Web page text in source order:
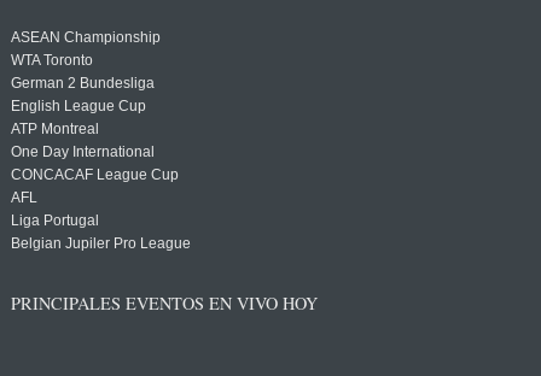
ASEAN Championship
WTA Toronto
German 2 Bundesliga
English League Cup
ATP Montreal
One Day International
CONCACAF League Cup
AFL
Liga Portugal
Belgian Jupiler Pro League
PRINCIPALES EVENTOS EN VIVO HOY